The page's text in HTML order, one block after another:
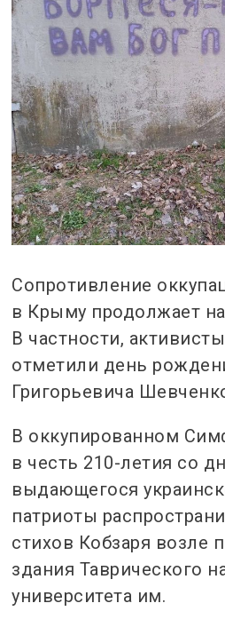
Сопротивление
в Крыму продолжает
В частности,
отметили день
Григорьевича
В оккупированном
в честь 210-летия со
выдающегося
патриоты
стихов Кобзаря возле
здания Таврического
университета им.